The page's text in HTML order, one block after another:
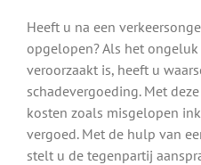
Heeft u na een
opgelopen? Als het
veroorzaakt is, heeft u
schadevergoeding. Met
kosten zoals misgelopen
vergoed. Met de hulp van
stelt u de tegenpartij